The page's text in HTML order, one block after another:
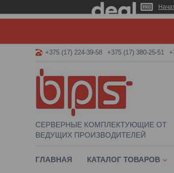
+375 (17) 224-39-58 +375 (17) 380-25-51
СЕРВЕРНЫЕ КОМПЛЕКТУЮЩИЕ ОТ
ВЕДУЩИХ ПРОИЗВОДИТЕЛЕЙ
ГЛАВНАЯ КАТАЛОГ ТОВАРОВ